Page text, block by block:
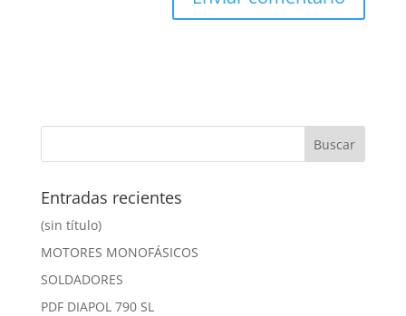
Entradas recientes
(sin título)
MOTORES MONOFÁSICOS
SOLDADORES
PDF DIAPOL 790 SL